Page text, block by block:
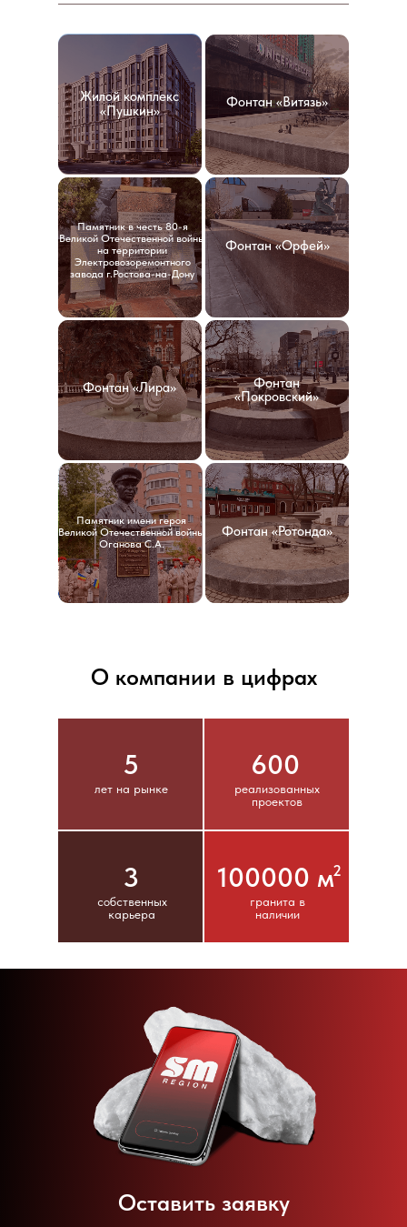
Жилой комплекс
«Пушкин»
Фонтан «Витязь»
Фонтан «Лира»
Фонтан
«Покровский»
Памятник имени героя
Великой Отечественной войны
Оганова С.А.
Фонтан «Орфей»
Памятник в честь 80-я
Великой Отечественной войны
на территории
Электровозоремонтного
завода г.Ростова-на-Дону
Фонтан «Ротонда»
О компании в цифрах
5 600
3 2
100000 м
лет на рынке
реализованных
проектов
собственных
карьера
гранита в
наличии
Оставить заявку